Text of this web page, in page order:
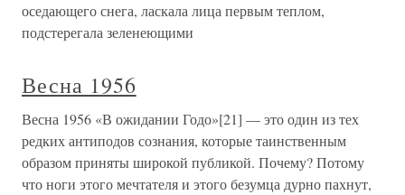
оседающего снега, ласкала лица первым теплом,
подстерегала зеленеющими
Весна 1956
Весна 1956 «В ожидании Годо»[21] — это один из тех
редких антиподов сознания, которые таинственным
образом приняты широкой публикой. Почему? Потому
что ноги этого мечтателя и этого безумца дурно пахнут,